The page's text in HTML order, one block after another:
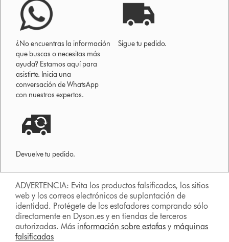
¿No encuentras la información
que buscas o necesitas más
ayuda? Estamos aquí para
asistirte. Inicia una
conversación de WhatsApp
con nuestros expertos.
Sigue tu pedido.
Devuelve tu pedido.
ADVERTENCIA: Evita los productos falsificados, los sitios
web y los correos electrónicos de suplantación de
identidad. Protégete de los estafadores comprando sólo
directamente en Dyson.es y en tiendas de terceros
autorizadas. Más información sobre estafas y máquinas
falsificadas